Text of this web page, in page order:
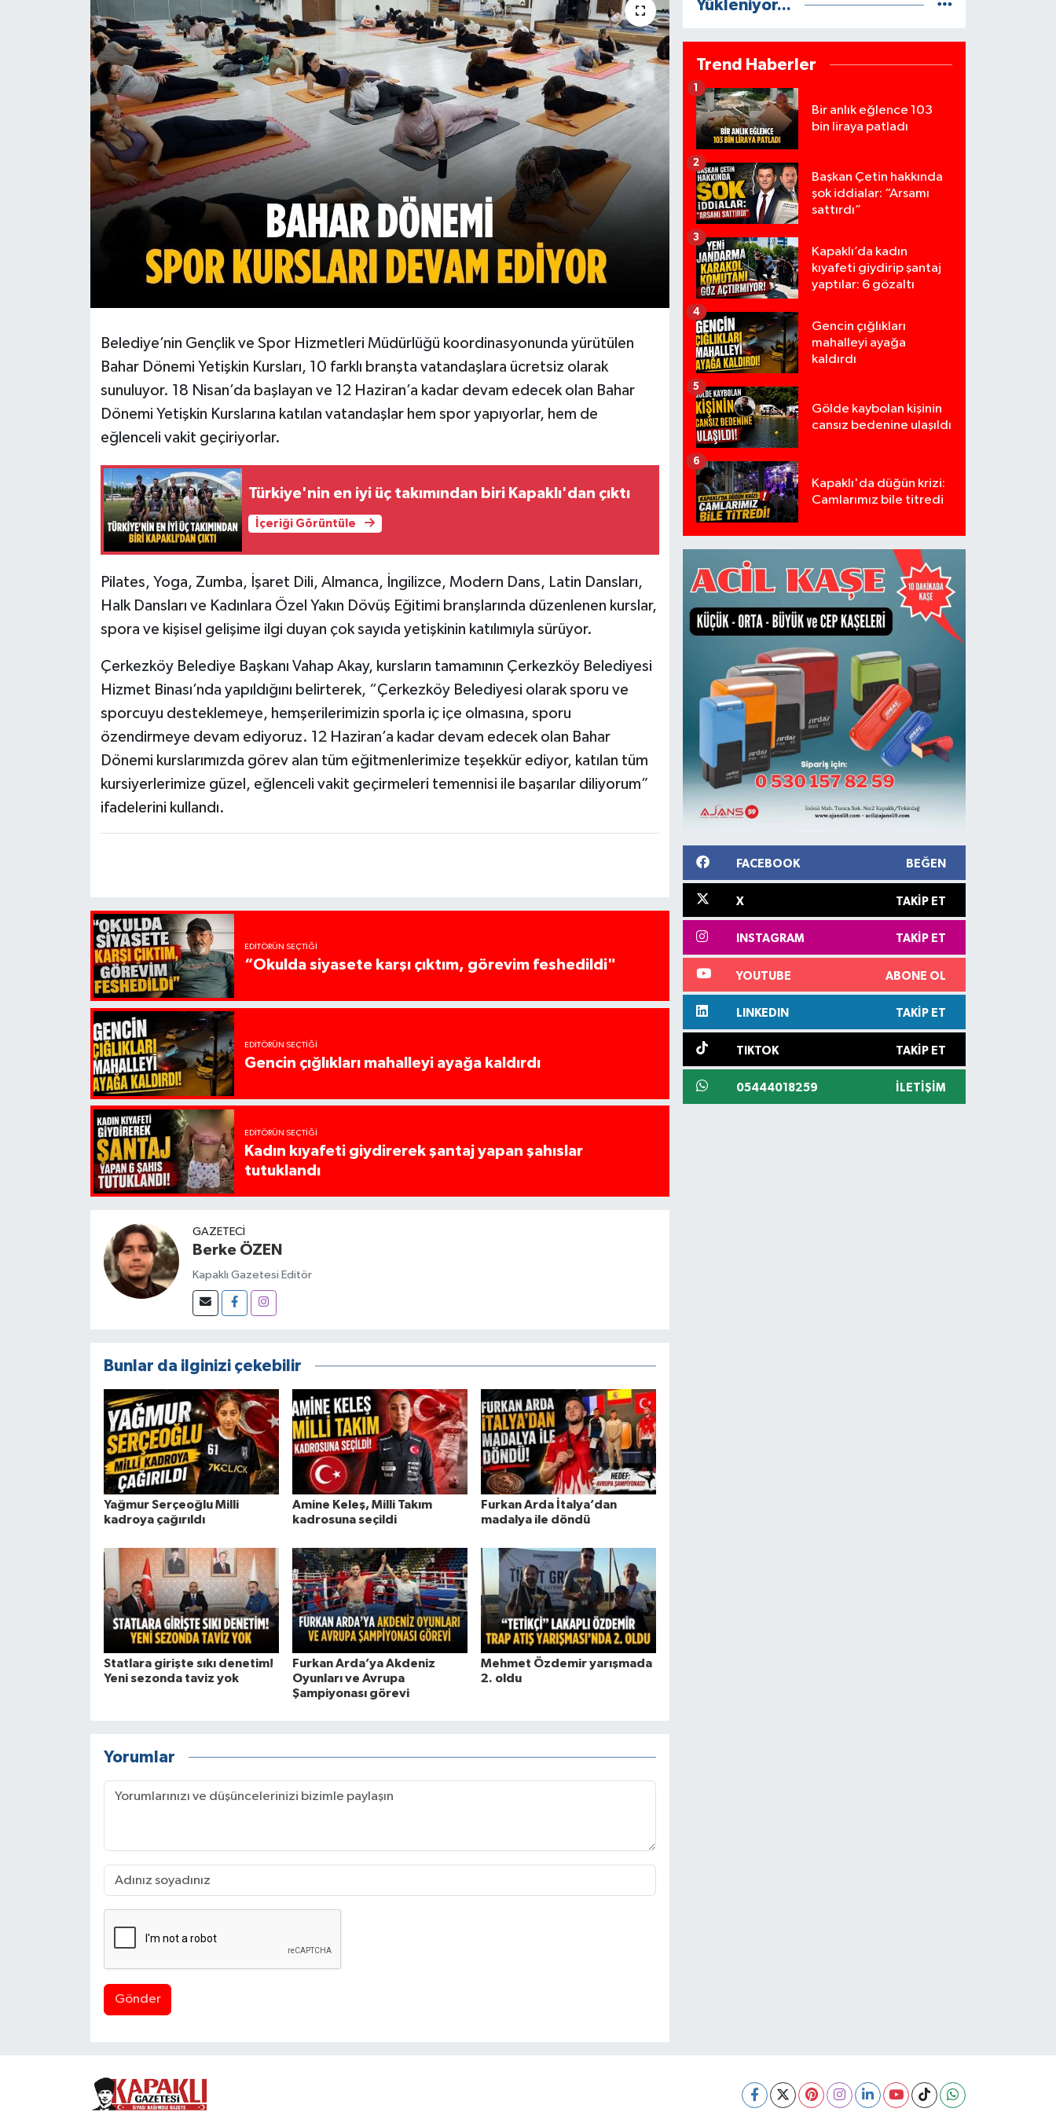
Belediye’nin Gençlik ve Spor Hizmetleri Müdürlüğü koordinasyonunda yürütülen
Bahar Dönemi Yetişkin Kursları, 10 farklı branşta vatandaşlara ücretsiz olarak
sunuluyor. 18 Nisan’da başlayan ve 12 Haziran’a kadar devam edecek olan Bahar
Dönemi Yetişkin Kurslarına katılan vatandaşlar hem spor yapıyorlar, hem de
eğlenceli vakit geçiriyorlar.
Türkiye'nin en iyi üç takımından biri Kapaklı'dan çıktı
İçeriği Görüntüle
Pilates, Yoga, Zumba, İşaret Dili, Almanca, İngilizce, Modern Dans, Latin Dansları,
Halk Dansları ve Kadınlara Özel Yakın Dövüş Eğitimi branşlarında düzenlenen kurslar,
spora ve kişisel gelişime ilgi duyan çok sayıda yetişkinin katılımıyla sürüyor.
Çerkezköy Belediye Başkanı Vahap Akay, kursların tamamının Çerkezköy Belediyesi
Hizmet Binası’nda yapıldığını belirterek, “Çerkezköy Belediyesi olarak sporu ve
sporcuyu desteklemeye, hemşerilerimizin sporla iç içe olmasına, sporu
özendirmeye devam ediyoruz. 12 Haziran’a kadar devam edecek olan Bahar
Dönemi kurslarımızda görev alan tüm eğitmenlerimize teşekkür ediyor, katılan tüm
kursiyerlerimize güzel, eğlenceli vakit geçirmeleri temennisi ile başarılar diliyorum”
ifadelerini kullandı.
EDITÖRÜN SEÇTIĞI
“Okulda siyasete karşı çıktım, görevim feshedildi"
EDITÖRÜN SEÇTIĞI
Gencin çığlıkları mahalleyi ayağa kaldırdı
EDITÖRÜN SEÇTIĞI
Kadın kıyafeti giydirerek şantaj yapan şahıslar
tutuklandı
GAZETECI
Berke ÖZEN
Kapaklı Gazetesi Editör
Bunlar da ilginizi çekebilir
Yağmur Serçeoğlu Milli
kadroya çağırıldı
Amine Keleş, Milli Takım
kadrosuna seçildi
Furkan Arda İtalya’dan
madalya ile döndü
Statlara girişte sıkı denetim!
Yeni sezonda taviz yok
Furkan Arda’ya Akdeniz
Oyunları ve Avrupa
Şampiyonası görevi
Mehmet Özdemir yarışmada
2. oldu
Yorumlar
Gönder
Yükleniyor...
Trend Haberler
Bir anlık eğlence 103
bin liraya patladı
1
Başkan Çetin hakkında
şok iddialar: “Arsamı
sattırdı”
2
Kapaklı’da kadın
kıyafeti giydirip şantaj
yaptılar: 6 gözaltı
3
Gencin çığlıkları
mahalleyi ayağa
kaldırdı
4
Gölde kaybolan kişinin
cansız bedenine ulaşıldı
5
Kapaklı'da düğün krizi:
Camlarımız bile titredi
6
FACEBOOK BEĞEN
X TAKIP ET
INSTAGRAM TAKIP ET
YOUTUBE ABONE OL
LINKEDIN TAKIP ET
TIKTOK TAKIP ET
05444018259 İLETIŞIM
Ekonomi
Teknoloji